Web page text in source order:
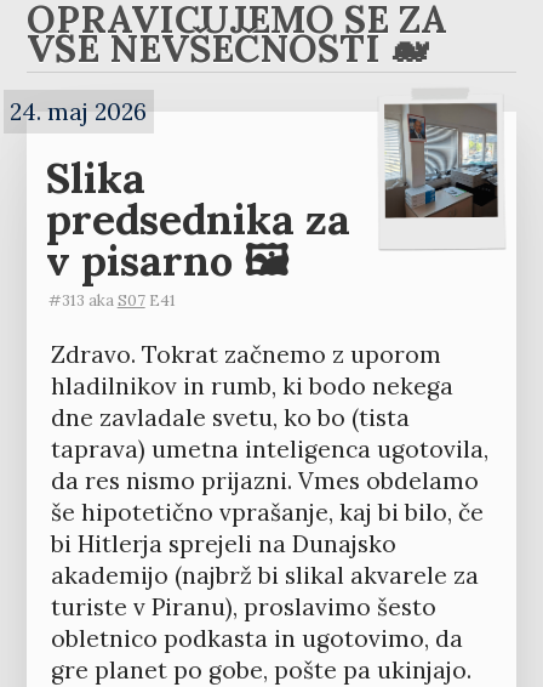
OPRAVIČUJEMO SE ZA
VSE NEVŠEČNOSTI 🐋
24. maj 2026
Slika
predsednika za
v pisarno 🖼️
#313 akaS07E41
Zdravo. Tokrat začnemo z uporom
hladilnikov in rumb, ki bodo nekega
dne zavladale svetu, ko bo (tista
taprava) umetna inteligenca ugotovila,
da res nismo prijazni. Vmes obdelamo
še hipotetično vprašanje, kaj bi bilo, če
bi Hitlerja sprejeli na Dunajsko
akademijo (najbrž bi slikal akvarele za
turiste v Piranu), proslavimo šesto
obletnico podkasta in ugotovimo, da
gre planet po gobe, pošte pa ukinjajo.